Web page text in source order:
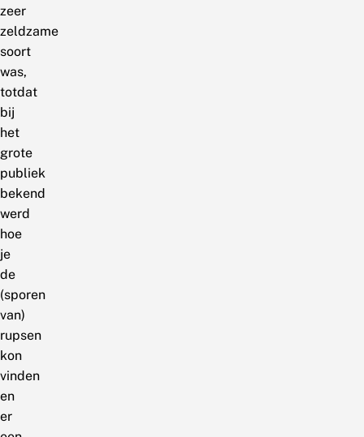
zeer
zeldzame
soort
was,
totdat
bij
het
grote
publiek
bekend
werd
hoe
je
de
(sporen
van)
rupsen
kon
vinden
en
er